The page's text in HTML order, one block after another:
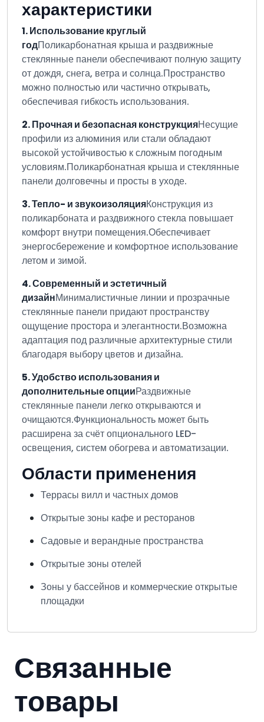
характеристики
1. Использование круглый
годПоликарбонатная крыша и раздвижные
стеклянные панели обеспечивают полную защиту
от дождя, снега, ветра и солнца.Пространство
можно полностью или частично открывать,
обеспечивая гибкость использования.
2. Прочная и безопасная конструкцияНесущие
профили из алюминия или стали обладают
высокой устойчивостью к сложным погодным
условиям.Поликарбонатная крыша и стеклянные
панели долговечны и просты в уходе.
3. Тепло- и звукоизоляцияКонструкция из
поликарбоната и раздвижного стекла повышает
комфорт внутри помещения.Обеспечивает
энергосбережение и комфортное использование
летом и зимой.
4. Современный и эстетичный
дизайнМинималистичные линии и прозрачные
стеклянные панели придают пространству
ощущение простора и элегантности.Возможна
адаптация под различные архитектурные стили
благодаря выбору цветов и дизайна.
5. Удобство использования и
дополнительные опцииРаздвижные
стеклянные панели легко открываются и
очищаются.Функциональность может быть
расширена за счёт опционального LED-
освещения, систем обогрева и автоматизации.
Области применения
Террасы вилл и частных домов
Открытые зоны кафе и ресторанов
Садовые и верандные пространства
Открытые зоны отелей
Зоны у бассейнов и коммерческие открытые
площадки
Связанные
товары